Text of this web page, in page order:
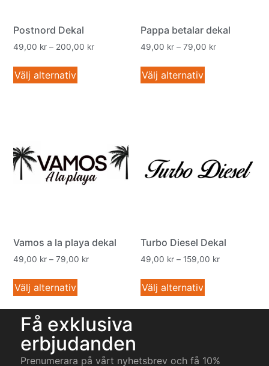
Postnord Dekal
49,00 kr – 200,00 kr
Välj alternativ
Pappa betalar dekal
49,00 kr – 79,00 kr
Välj alternativ
Vamos a la playa dekal
49,00 kr – 79,00 kr
Välj alternativ
Turbo Diesel Dekal
49,00 kr – 159,00 kr
Välj alternativ
Få exklusiva
erbjudanden
Prenumerara på vårt nyhetsbrev och få 10%